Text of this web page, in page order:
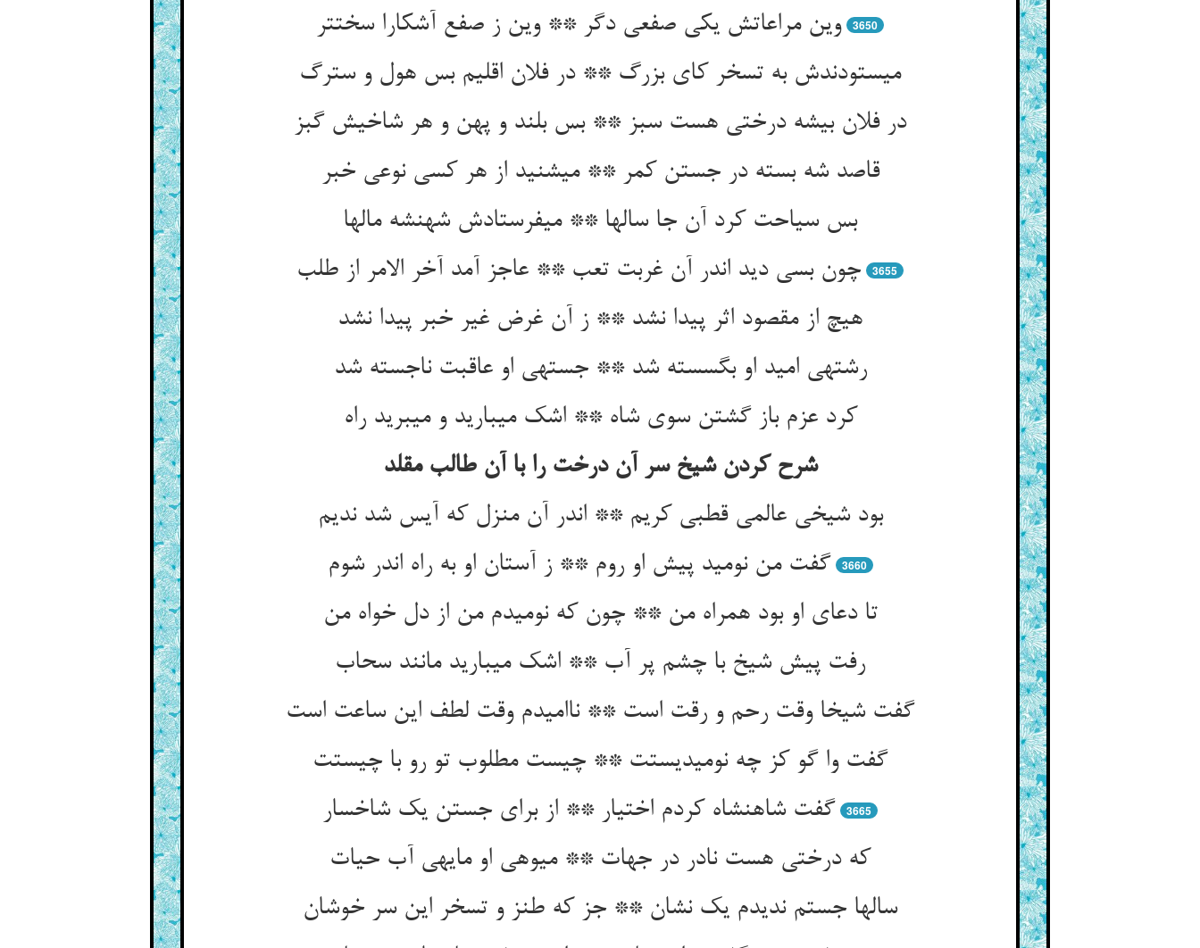
وین مراعاتش یکی صفعی دگر ** وین ز صفع آشکارا سخت‏تر
3650
می‏ستودندش به تسخر کای بزرگ ** در فلان اقلیم بس هول و سترگ‏
در فلان بیشه درختی هست سبز ** بس بلند و پهن و هر شاخیش گبز
قاصد شه بسته در جستن کمر ** می‏شنید از هر کسی نوعی خبر
بس سیاحت کرد آن جا سالها ** می‏فرستادش شهنشه مالها
چون بسی دید اندر آن غربت تعب ** عاجز آمد آخر الامر از طلب‏
3655
هیچ از مقصود اثر پیدا نشد ** ز آن غرض غیر خبر پیدا نشد
رشته‏ی امید او بگسسته شد ** جسته‏ی او عاقبت ناجسته شد
کرد عزم باز گشتن سوی شاه ** اشک می‏بارید و می‏برید راه‏
شرح کردن شیخ سر آن درخت را با آن طالب مقلد
بود شیخی عالمی قطبی کریم ** اندر آن منزل که آیس شد ندیم‏
گفت من نومید پیش او روم ** ز آستان او به راه اندر شوم‏
3660
تا دعای او بود همراه من ** چون که نومیدم من از دل خواه من‏
رفت پیش شیخ با چشم پر آب ** اشک می‏بارید مانند سحاب‏
گفت شیخا وقت رحم و رقت است ** ناامیدم وقت لطف این ساعت است‏
گفت وا گو کز چه نومیدیستت ** چیست مطلوب تو رو با چیستت‏
گفت شاهنشاه کردم اختیار ** از برای جستن یک شاخسار
3665
که درختی هست نادر در جهات ** میوه‏ی او مایه‏ی آب حیات‏
سالها جستم ندیدم یک نشان ** جز که طنز و تسخر این سر خوشان‏